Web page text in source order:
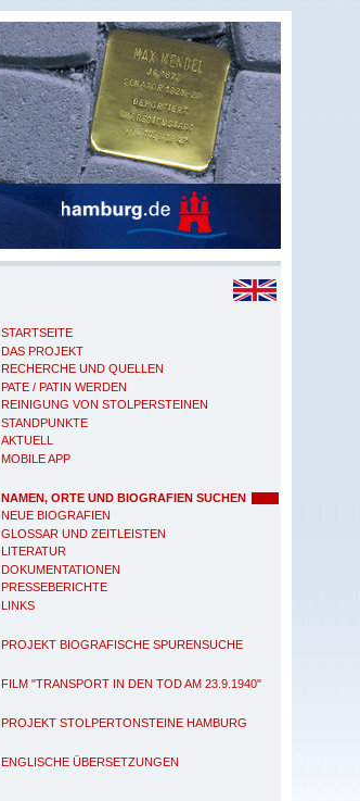
STARTSEITE
DAS PROJEKT
RECHERCHE UND QUELLEN
PATE / PATIN WERDEN
REINIGUNG VON STOLPERSTEINEN
STANDPUNKTE
AKTUELL
MOBILE APP
NAMEN, ORTE UND BIOGRAFIEN SUCHEN
NEUE BIOGRAFIEN
GLOSSAR UND ZEITLEISTEN
LITERATUR
DOKUMENTATIONEN
PRESSEBERICHTE
LINKS
PROJEKT BIOGRAFISCHE SPURENSUCHE
FILM "TRANSPORT IN DEN TOD AM 23.9.1940"
PROJEKT STOLPERTONSTEINE HAMBURG
ENGLISCHE ÜBERSETZUNGEN